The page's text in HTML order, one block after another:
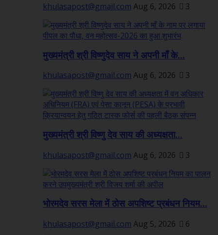
khulasapost@gmail.com Aug 6, 2026 3
मुख्यमंत्री श्री विष्णुदेव साय ने अपनी माँ के...
khulasapost@gmail.com Aug 6, 2026 3
मुख्यमंत्री श्री विष्णु देव साय की अध्यक्षता...
khulasapost@gmail.com Aug 6, 2026 3
भोरमदेव सरस मेला में ठोस अपशिष्ट प्रबंधन नियम...
khulasapost@gmail.com Aug 5, 2026 6